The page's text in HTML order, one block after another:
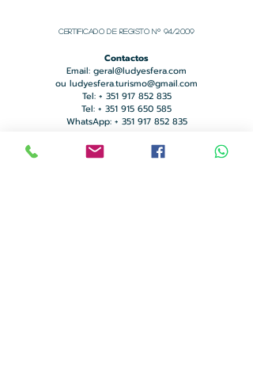
Certificado de registo Nº 94/2009
Contactos
Email: geral@ludyesfera.com
ou ludyesfera.turismo@gmail.com
Tel: + 351 917 852 835
Tel: + 351 915 650 585
WhatsApp: + 351 917 852 835
Sede Social
Rua dos Arcos Nº 1